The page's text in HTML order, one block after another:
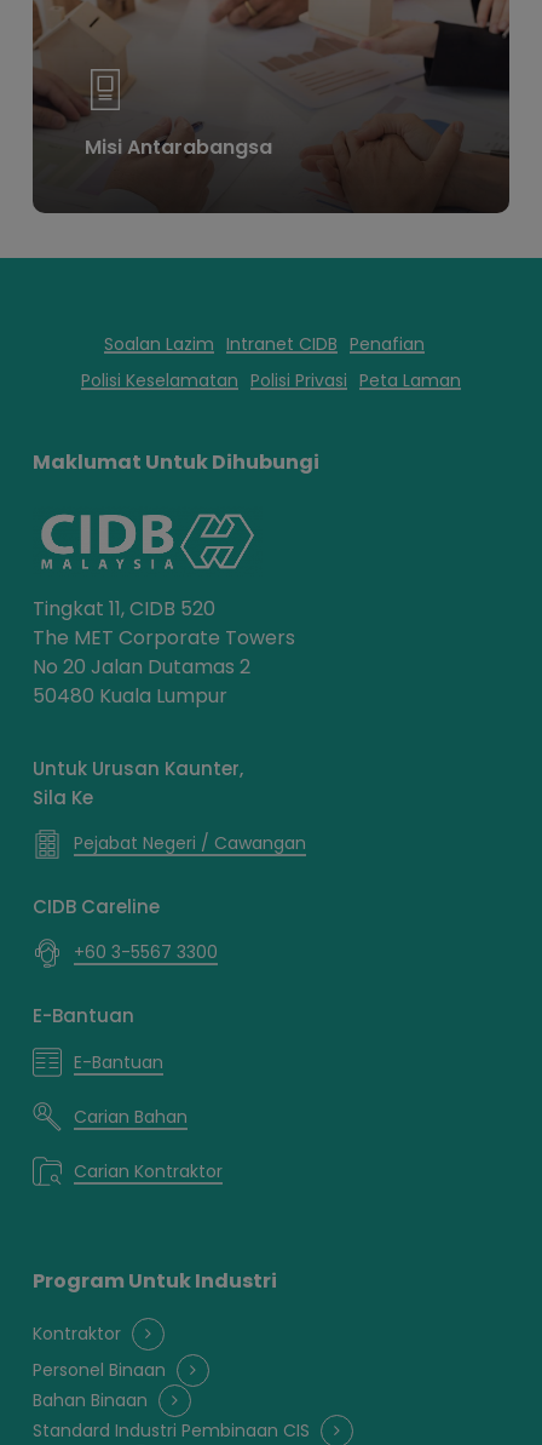
Misi Antarabangsa
Soalan Lazim Intranet CIDB Penafian
Polisi Keselamatan Polisi Privasi Peta Laman
Maklumat Untuk Dihubungi
Tingkat 11, CIDB 520
The MET Corporate Towers
No 20 Jalan Dutamas 2
50480 Kuala Lumpur
Untuk Urusan Kaunter,
Sila Ke
Pejabat Negeri / Cawangan
CIDB Careline
+60 3-5567 3300
E-Bantuan
E-Bantuan
Carian Bahan
Carian Kontraktor
Program Untuk Industri
Kontraktor
Personel Binaan
Bahan Binaan
Standard Industri Pembinaan CIS